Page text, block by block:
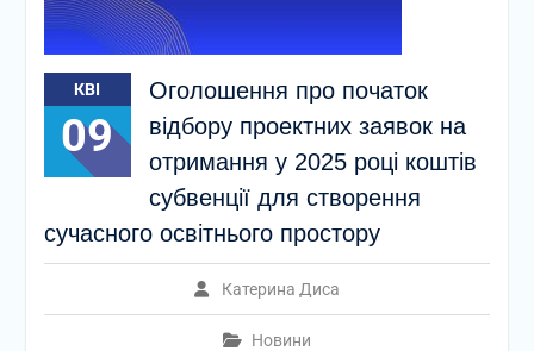
КВІ
09
Оголошення про початок
відбору проектних заявок на
отримання у 2025 році коштів
субвенції для створення
сучасного освітнього простору
Катерина Диса
Новини